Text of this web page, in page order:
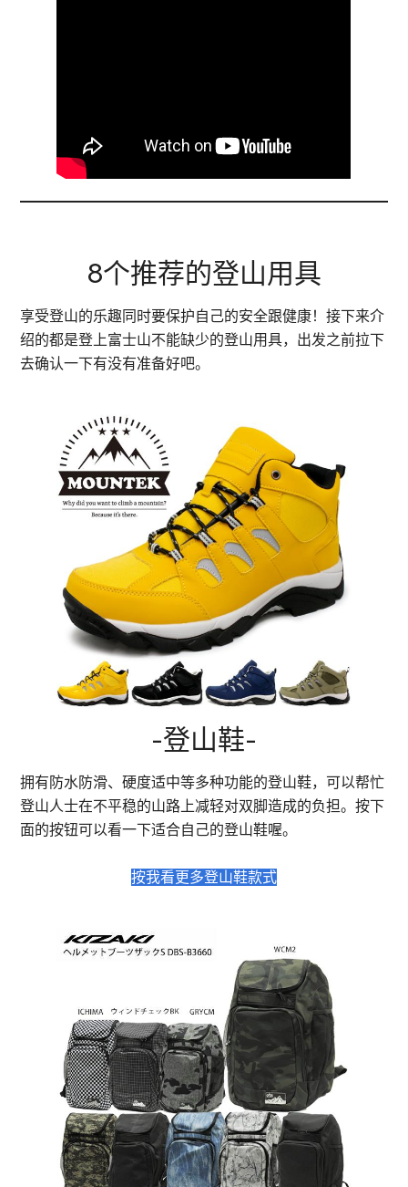
8个推荐的登山用具
享受登山的乐趣同时要保护自己的安全跟健康！接下来介
绍的都是登上富士山不能缺少的登山用具，出发之前拉下
去确认一下有没有准备好吧。
-登山鞋-
拥有防水防滑、硬度适中等多种功能的登山鞋，可以帮忙
登山人士在不平稳的山路上减轻对双脚造成的负担。按下
面的按钮可以看一下适合自己的登山鞋喔。
按我看更多登山鞋款式